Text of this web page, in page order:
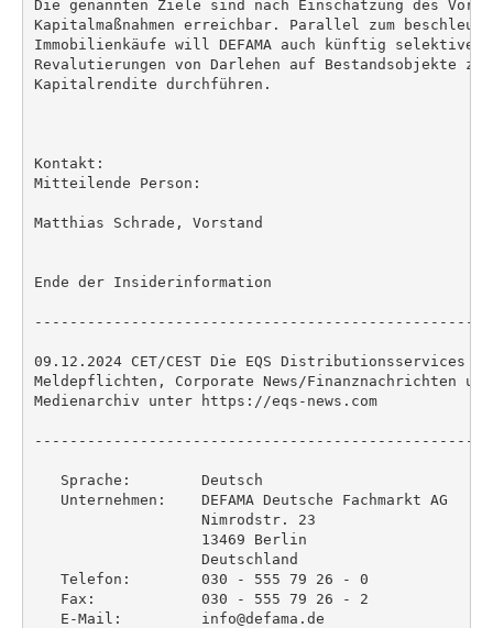
Die genannten Ziele sind nach Einschätzung des
Kapitalmaßnahmen erreichbar. Parallel zum
Immobilienkäufe will DEFAMA auch künftig selektive
Revalutierungen von Darlehen auf Bestandsobjekte
Kapitalrendite durchführen.
Kontakt:
Mitteilende Person:
Matthias Schrade, Vorstand
Ende der Insiderinformation
09.12.2024 CET/CEST Die EQS Distributionsservices
Meldepflichten, Corporate News/Finanznachrichten
Medienarchiv unter https://eqs-news.com
   Sprache:        Deutsch
   Unternehmen:    DEFAMA Deutsche Fachmarkt AG
                   Nimrodstr. 23
                   13469 Berlin
                   Deutschland
   Telefon:        030 - 555 79 26 - 0
   Fax:            030 - 555 79 26 - 2
   E-Mail:         info@defama.de